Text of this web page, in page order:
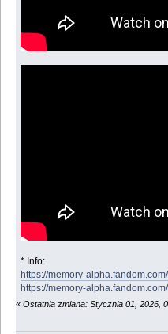
* Info:
https://memory-
https://memory-
« Ostatnia zmiana: Stycznia 01, 2026,